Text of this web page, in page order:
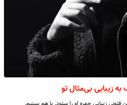
زیبایی بی‌مثال تو
زیبایی چهره او را ستود. با هم ببینیم.